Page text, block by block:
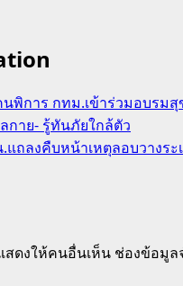
พิการ กทม.เข้าร่วมอบรมสุ
กาย- รู้ทันภัยใกล้ตัว
แถลงคืบหน้าเหตุลอบวางระ
ดงให้คนอื่นเห็น ช่องข้อมูล